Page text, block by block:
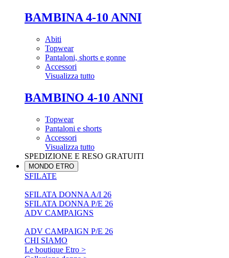
BAMBINA 4-10 ANNI
Abiti
Topwear
Pantaloni, shorts e gonne
Accessori
Visualizza tutto
BAMBINO 4-10 ANNI
Topwear
Pantaloni e shorts
Accessori
Visualizza tutto
SPEDIZIONE E RESO GRATUITI
MONDO ETRO
SFILATE
SFILATA DONNA A/I 26
SFILATA DONNA P/E 26
ADV CAMPAIGNS
ADV CAMPAIGN P/E 26
CHI SIAMO
Le boutique Etro >